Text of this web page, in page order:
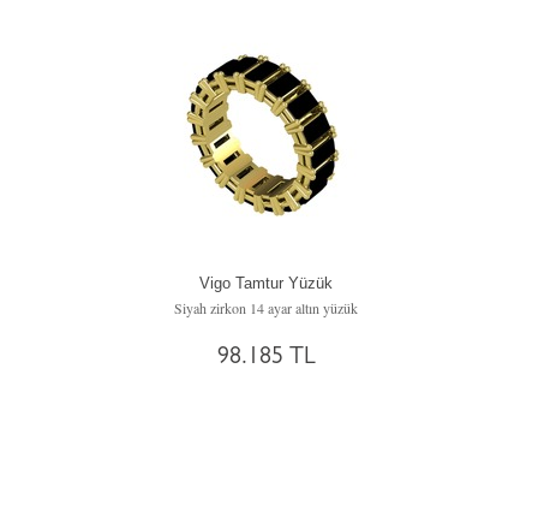
Vigo Tamtur Yüzük
Siyah zirkon 14 ayar altın yüzük
98.185 TL